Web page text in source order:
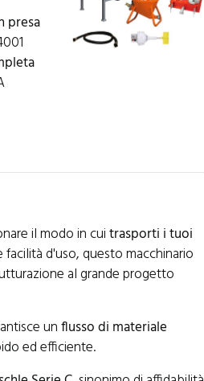
presa
il modo in cuitrasporti i tuoi
facilità d'uso, questo macchinario
al grande progetto
unflusso di materiale
ed efficiente.